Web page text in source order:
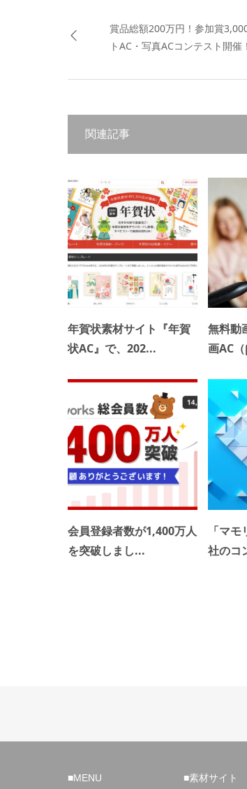
賞品総額200万円！参加賞
トAC・写真ACコンテスト開催！
関連記事
年賀状素材サイト『年賀
状AC』で、202...
無料動
画AC
会員登録者数が1,400万人
を突破しまし...
「マ
社のコ
■MENU ■素材サイト